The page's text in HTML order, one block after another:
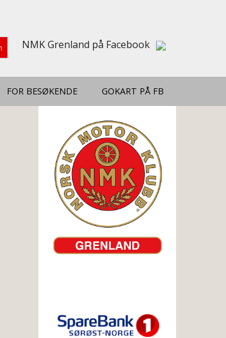
NMK Grenland på Facebook
FOR BESØKENDE GOKART PÅ FB